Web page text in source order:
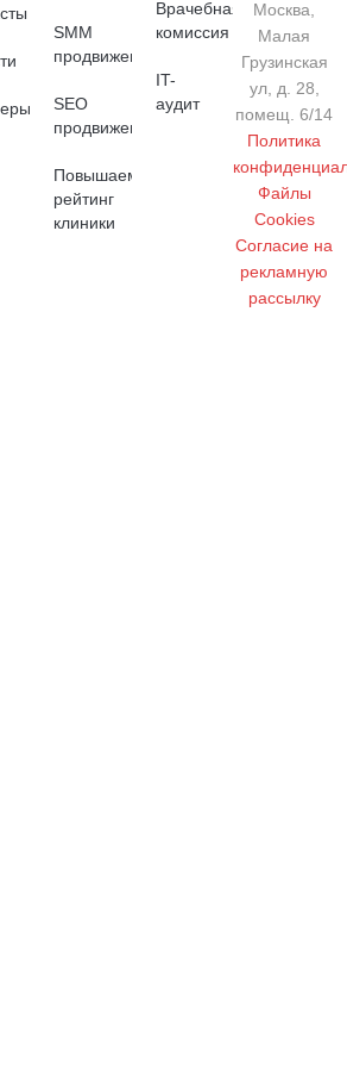
SMM
продвижение
SEO
продвижение
Повышаем
рейтинг
клиники
Врачебная
комиссия
IT-
аудит
Москва,
Малая
Грузинская
ул, д. 28,
помещ. 6/14
Политика
Файлы
Cookies
Cогласие на
рекламную
рассылку